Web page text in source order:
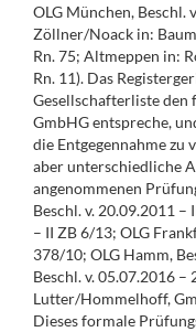
OLG München, Beschl.
Zöllner/Noack in:
Rn. 75; Altmeppen in:
Rn. 11). Das
Gesellschafterliste den
GmbHG entspreche,
die Entgegennahme zu
aber unterschiedliche
angenommenen
Beschl. v. 20.09.2011 –
– II ZB 6/13; OLG
378/10; OLG Hamm,
Beschl. v. 05.07.2016
Lutter/Hommelhoff,
Dieses formale